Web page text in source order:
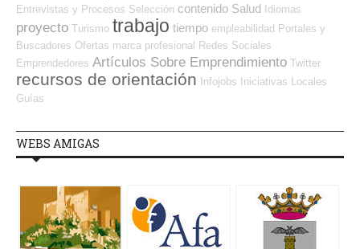
Entrevistas y Procesos Selección contenido Salud Idiomas
proyecto Turismo trabajo tiempo empleabilidad Portales y
Buscadores Ofertas marca profesional Redes Sociales
Emprendedores Artículos Sobre Emprendimiento Twitter
recursos de orientación Infojobs Iniciativas Locales
Guías
WEBS AMIGAS